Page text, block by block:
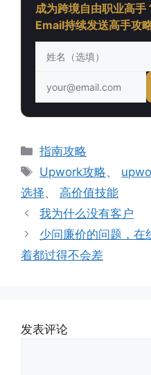
成为跨境自由职业高手
Email持续发送高手攻
分
类
指南攻略
标
签
Upwork攻略、
选择、 高价值技能
我为什么没有客户
少问廉价的问题，在
着都过得不会差
发表评论